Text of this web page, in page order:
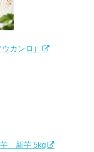
カンロ）
芋 新芋 5kg